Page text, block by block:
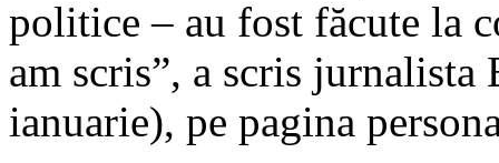
politice – au fost făcute la
am scris”, a scris
ianuarie), pe pagina